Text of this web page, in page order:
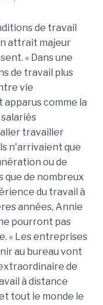
de travail
attrait majeur
« Dans une
de travail plus
vie
comme la
travailler
n'arrivaient que
ou de
que de nombreux
du travail à
années, Annie
pourront pas
« Les entreprises
au bureau vont
de
à distance
tout le monde le